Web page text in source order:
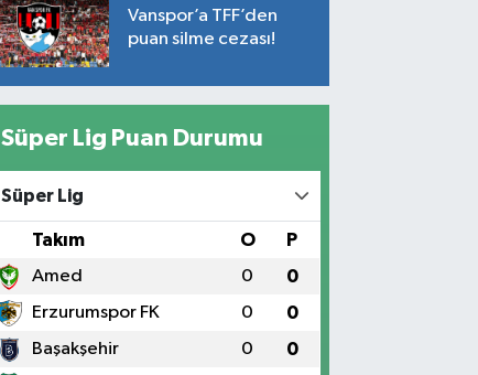
Vanspor’a TFF’den
puan silme cezası!
Süper Lig Puan Durumu
Süper Lig
Takım O P
Amed 0 0
Erzurumspor FK 0 0
Başakşehir 0 0